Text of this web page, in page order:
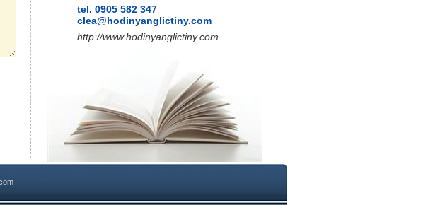
tel. 0905 582 347
clea@hodinyanglictiny.com
http://www.hodinyanglictiny.com